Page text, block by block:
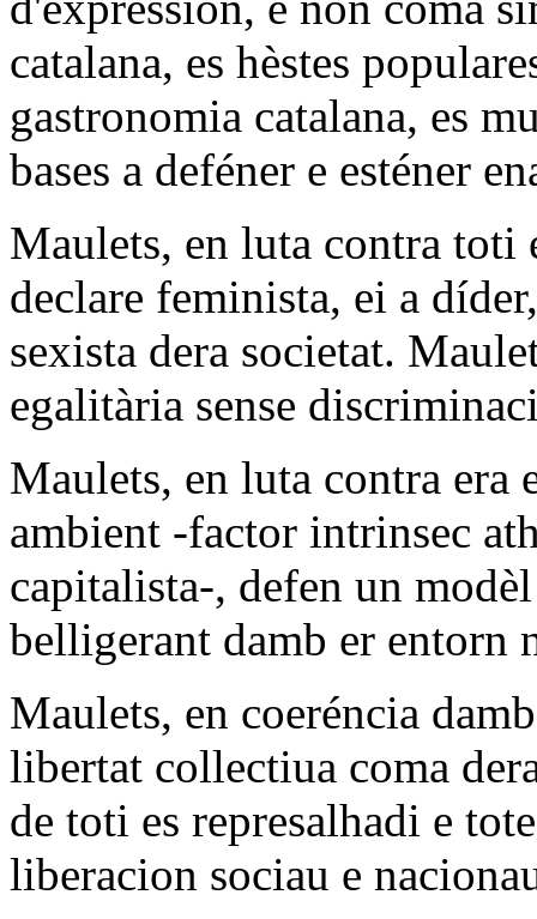
catalana, es hèstes
gastronomia catalana, es
bases a deféner e esténer
Maulets, en luta contra toti
declare feminista, ei a
sexista dera societat.
egalitària sense
Maulets, en luta contra
ambient -factor intrinsec
capitalista-, defen un
belligerant damb er entorn
Maulets, en coeréncia
libertat collectiua coma
de toti es represalhadi e
liberacion sociau e